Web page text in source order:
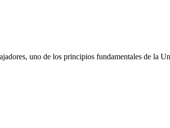
uno de los principios fundamentales de la